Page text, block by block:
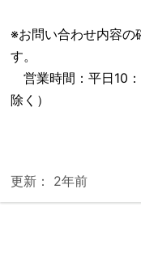
※お問い合わせ内容の
す。
営業時間：平日10
除く）
更新： 2年前